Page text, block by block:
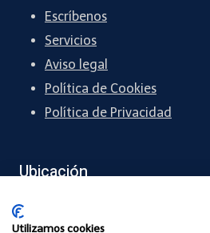
Utilizamos cookies
Escríbenos
Servicios
Aviso legal
Política de Cookies
Política de Privacidad
Ubicación
México.